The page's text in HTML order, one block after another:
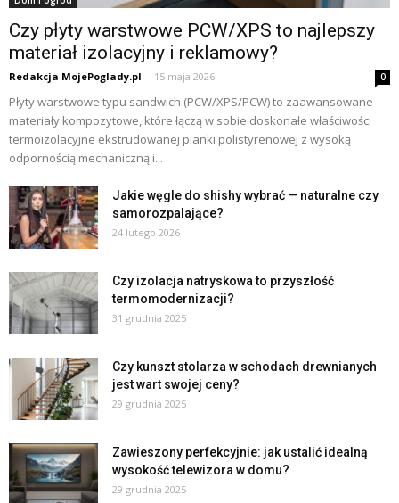
Czy płyty warstwowe PCW/XPS to najlepszy
materiał izolacyjny i reklamowy?
Redakcja MojePoglady.pl - 15 maja 2026 0
Płyty warstwowe typu sandwich (PCW/XPS/PCW) to zaawansowane
materiały kompozytowe, które łączą w sobie doskonałe właściwości
termoizolacyjne ekstrudowanej pianki polistyrenowej z wysoką
odpornością mechaniczną i...
Jakie węgle do shishy wybrać — naturalne czy
samorozpalające?
24 lutego 2026
Czy izolacja natryskowa to przyszłość
termomodernizacji?
31 grudnia 2025
Czy kunszt stolarza w schodach drewnianych
jest wart swojej ceny?
29 grudnia 2025
Zawieszony perfekcyjnie: jak ustalić idealną
wysokość telewizora w domu?
29 grudnia 2025